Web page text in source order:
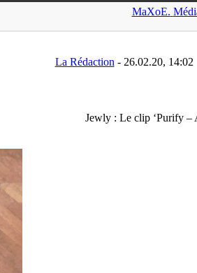
MaXoE.
La Rédaction - 26.02.20, 14:02
Jewly : Le clip ‘Purify –